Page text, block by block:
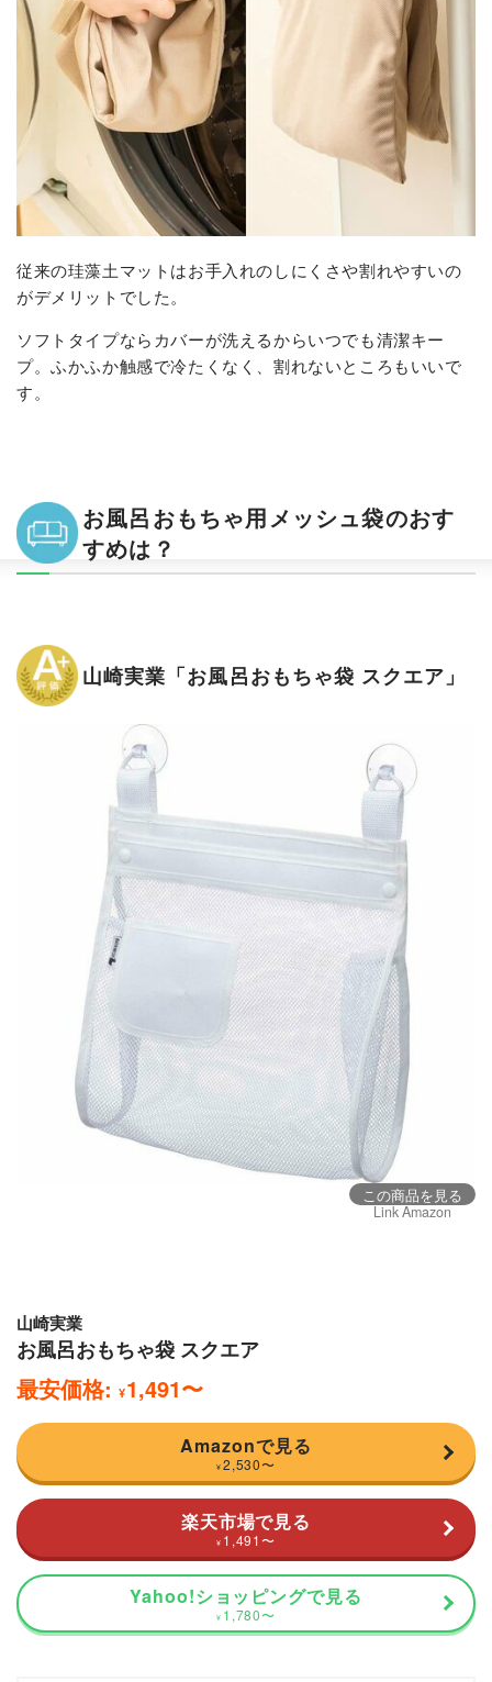
従来の珪藻土マットはお手入れのしにくさや割れやすいの
がデメリットでした。
ソフトタイプならカバーが洗えるからいつでも清潔キー
プ。ふかふか触感で冷たくなく、割れないところもいいで
す。
お風呂おもちゃ用メッシュ袋のおす
すめは？
山崎実業「お風呂おもちゃ袋 スクエア」
この商品を見る
Link Amazon
山崎実業
お風呂おもちゃ袋 スクエア
最安価格: ¥1,491〜
Amazonで見る
¥ 2,530〜
楽天市場で見る
¥ 1,491〜
Yahoo!ショッピングで見る
¥ 1,780〜